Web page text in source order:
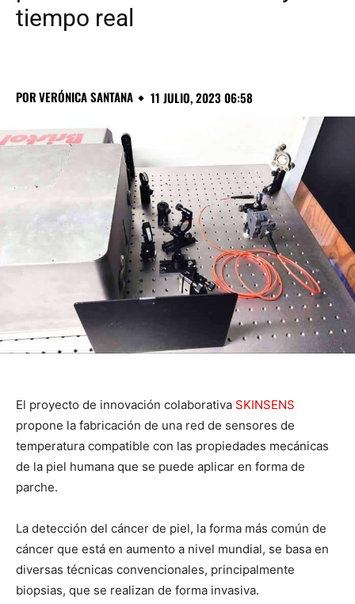
tiempo real
PORVERÓNICA SANTANA 11 JULIO, 2023 06:58
El proyecto de innovación colaborativa SKINSENS
propone la fabricación de una red de sensores de
temperatura compatible con las propiedades mecánicas
de la piel humana que se puede aplicar en forma de
parche.
La detección del cáncer de piel, la forma más común de
cáncer que está en aumento a nivel mundial, se basa en
diversas técnicas convencionales, principalmente
biopsias, que se realizan de forma invasiva.